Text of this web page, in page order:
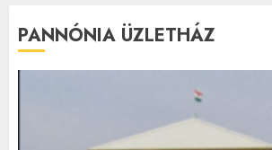
PANNÓNIA ÜZLETHÁZ